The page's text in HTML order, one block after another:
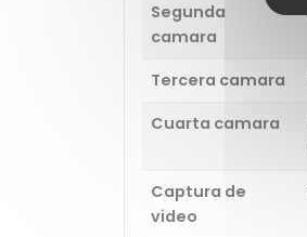
Segunda
camara
Tercera camara
Cuarta camara
Captura de
video